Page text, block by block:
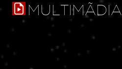
MULTIMÃDIA